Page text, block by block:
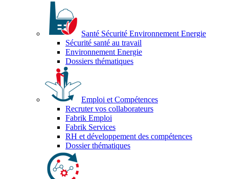
Santé Sécurité Environnement Energie
Sécurité santé au travail
Environnement Energie
Dossiers thématiques
Emploi et Compétences
Recruter vos collaborateurs
Fabrik Emploi
Fabrik Services
RH et développement des compétences
Dossier thématiques